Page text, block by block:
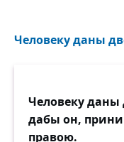
Человеку даны
Человеку даны
дабы он,
правою.